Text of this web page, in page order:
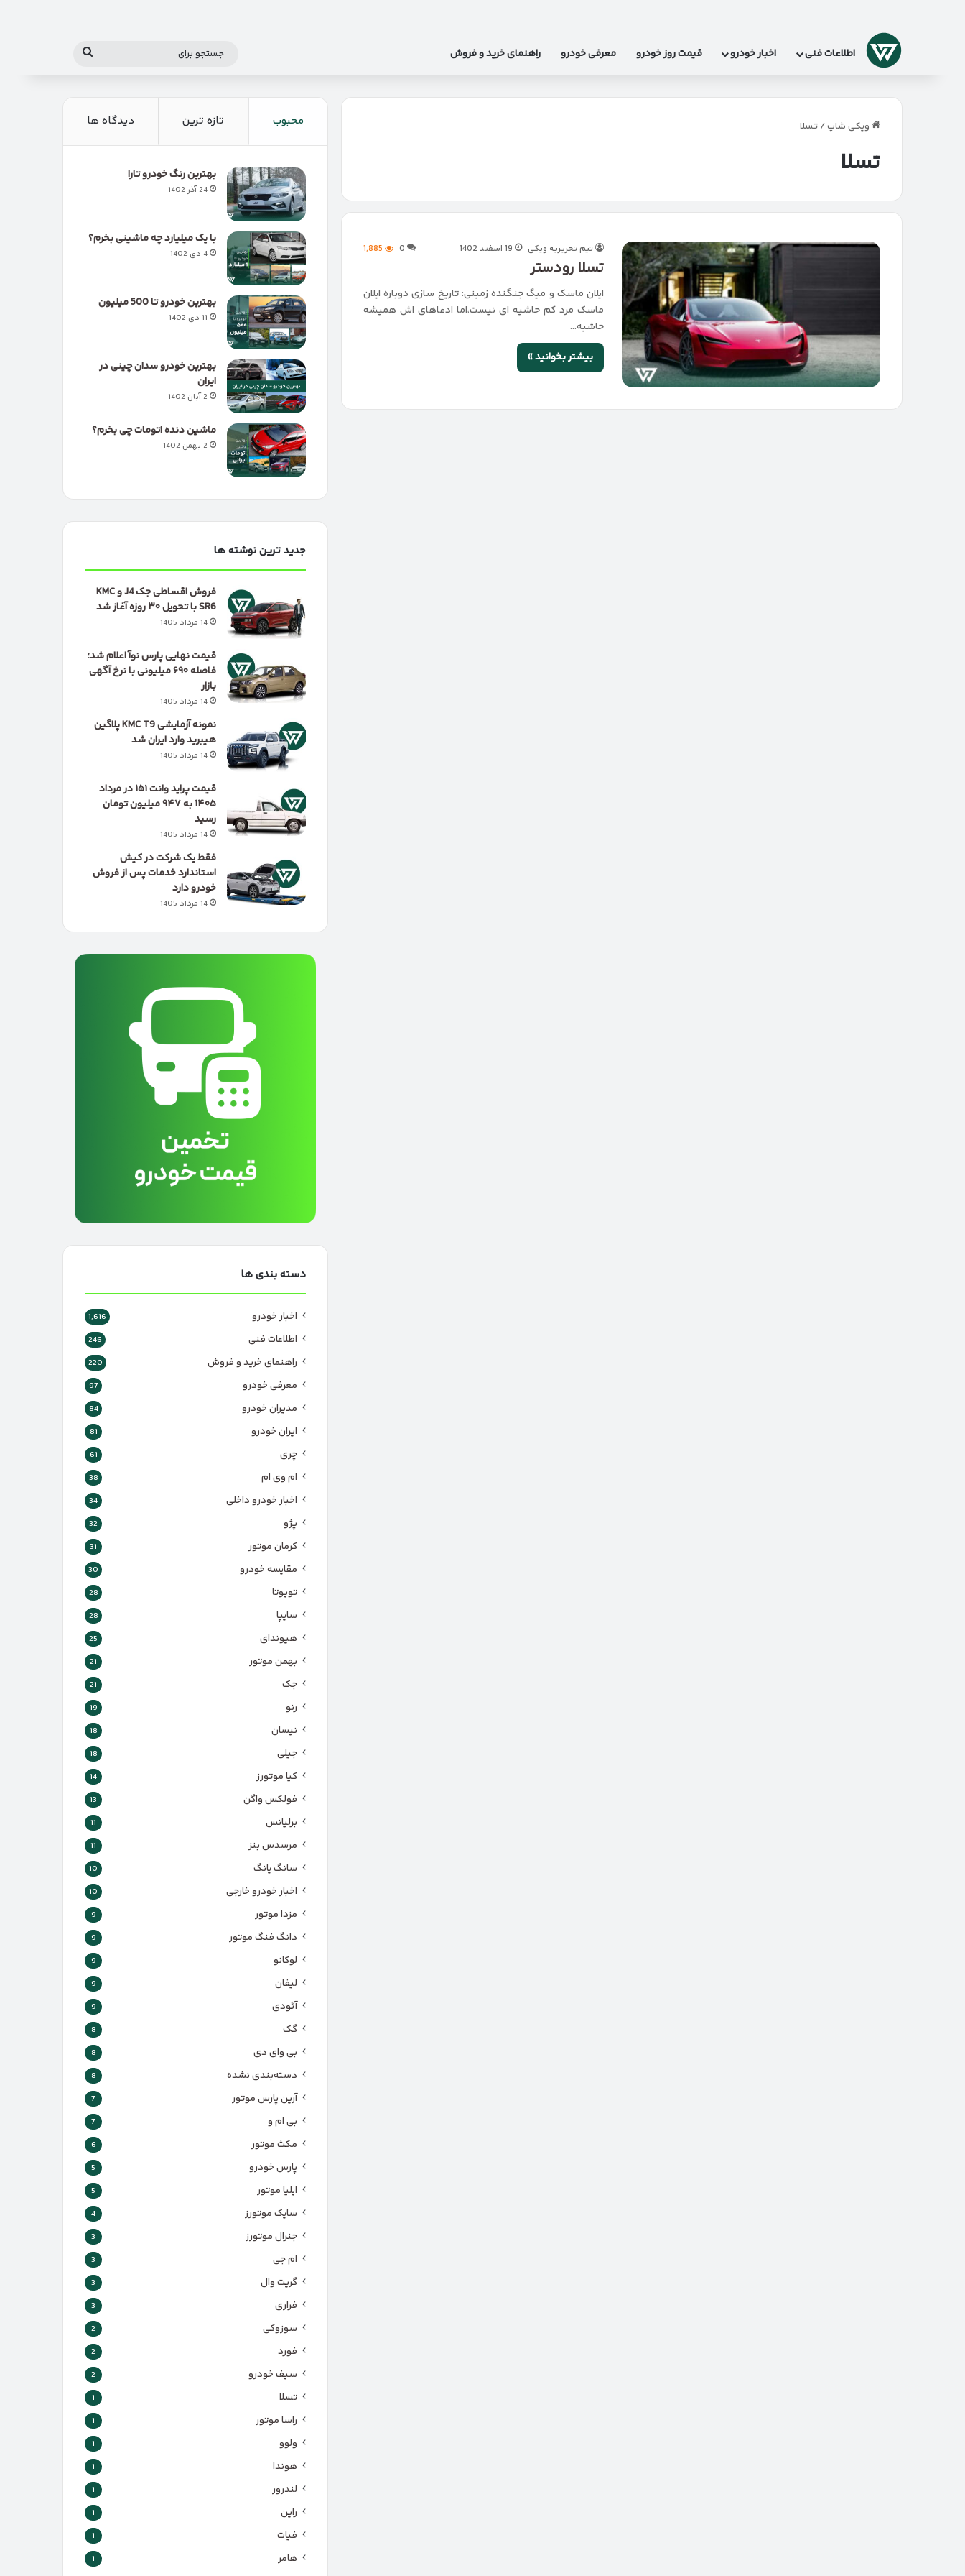
لوگو اطلاعات فنی اخبار خودرو قیمت روز خودرو معرفی خودرو راهنمای خرید و فروش
جستجو
ویکی شاپ/ تسلا
تسلا
تیم تحریریه ویکی 19 اسفند 1402 0
1,885
تسلا رودستر
ایلان ماسک و میگ جنگنده زمینی: تاریخ سازی دوباره ایلان
ماسک مرد کم حاشیه ای نیست،اما ادعاهای اش همیشه
حاشیه…
بیشتر بخوانید »
محبوب تازه ترین دیدگاه ها
بهترین رنگ خودرو تارا
24 آذر 1402
با یک میلیارد چه ماشینی بخرم؟
4 دی 1402
بهترین خودرو تا 500 میلیون
11 دی 1402
بهترین خودرو سدان چینی در
ایران
2 آبان 1402
ماشین دنده اتومات چی بخرم؟
2 بهمن 1402
جدید ترین نوشته ها
فروش اقساطی جک J4 و KMC
SR6 با تحویل ۳۰ روزه آغاز شد
14 مرداد 1405
قیمت نهایی پارس نوآ اعلام شد؛
فاصله ۶۹۰ میلیونی با نرخ آگهی
بازار
14 مرداد 1405
نمونه آزمایشی KMC T9 پلاگین
هیبرید وارد ایران شد
14 مرداد 1405
قیمت پراید وانت ۱۵۱ در مرداد
۱۴۰۵ به ۹۴۷ میلیون تومان
رسید
14 مرداد 1405
فقط یک شرکت در کیش
استاندارد خدمات پس از فروش
خودرو دارد
14 مرداد 1405
دسته بندی ها
اخبار خودرو 1,616
اطلاعات فنی 246
راهنمای خرید و فروش 220
معرفی خودرو 97
مدیران خودرو 84
ایران خودرو 81
چری 61
ام وی ام 38
اخبار خودرو داخلی 34
پژو 32
کرمان موتور 31
مقایسه خودرو 30
تویوتا 28
سایپا 28
هیوندای 25
بهمن موتور 21
جک 21
رنو 19
نیسان 18
جیلی 18
کیا موتورز 14
فولکس واگن 13
برلیانس 11
مرسدس بنز 11
سانگ یانگ 10
اخبار خودرو خارجی 10
مزدا موتور 9
دانگ فنگ موتور 9
لوکانو 9
لیفان 9
آئودی 9
گک 8
بی وای دی 8
دسته‌بندی نشده 8
آرین پارس موتور 7
بی ام و 7
مکث موتور 6
پارس‌ خودرو 5
ایلیا موتور 5
سایک موتورز 4
جنرال موتورز 3
ام جی 3
گریت وال 3
فراری 3
سوزوکی 2
فورد 2
سیف خودرو 2
تسلا 1
راسا موتور 1
ولوو 1
هوندا 1
لندرور 1
راین 1
فیات 1
هامر 1